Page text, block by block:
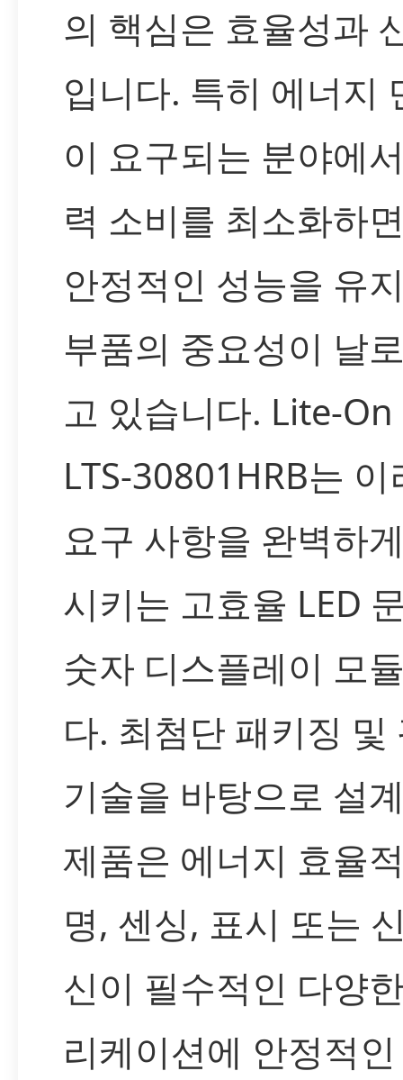
의 핵심은 효율성과
입니다. 특히 에너지
이 요구되는 분야에
력 소비를 최소화하
안정적인 성능을 유
부품의 중요성이 날
고 있습니다. Lite-
LTS-30801HRB는 이
요구 사항을 완벽하
시키는 고효율 LED
숫자 디스플레이 모
다. 최첨단 패키징 및
기술을 바탕으로 설
제품은 에너지 효율
명, 센싱, 표시 또는
신이 필수적인 다양
리케이션에 안정적